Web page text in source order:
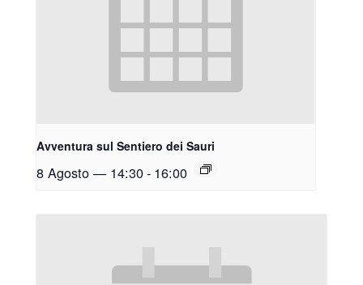
Avventura sul Sentiero dei Sauri
8 Agosto — 14:30- 16:00